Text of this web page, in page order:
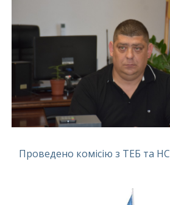
Проведено комісію з ТЕБ та НС